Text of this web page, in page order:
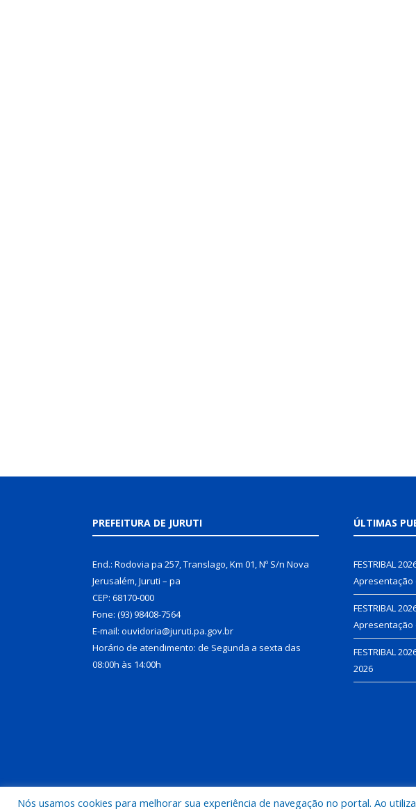
PREFEITURA DE JURUTI
End.: Rodovia pa 257, Translago, Km 01, Nº S/n Nova
Jerusalém, Juruti – pa
CEP: 68170-000
Fone: (93) 98408-7564
E-mail: ouvidoria@juruti.pa.gov.br
Horário de atendimento: de Segunda a sexta das
08:00h às 14:00h
ÚLTIMAS
FESTRIBAL
Apresentação
FESTRIBAL
Apresentação
FESTRIBAL
2026
Nós usamos cookies para melhorar sua experiência de navegação no portal. Ao